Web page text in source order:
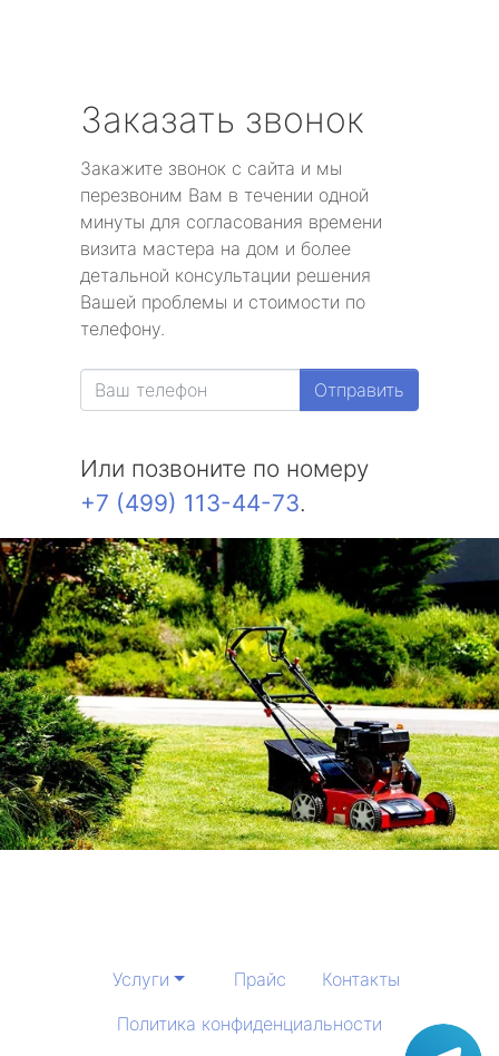
Заказать звонок
Закажите звонок с сайта и мы
перезвоним Вам в течении одной
минуты для согласования времени
визита мастера на дом и более
детальной консультации решения
Вашей проблемы и стоимости по
телефону.
Отправить
Или позвоните по номеру
+7 (499) 113-44-73.
Услуги Прайс
Контакты
Политика конфиденциальности